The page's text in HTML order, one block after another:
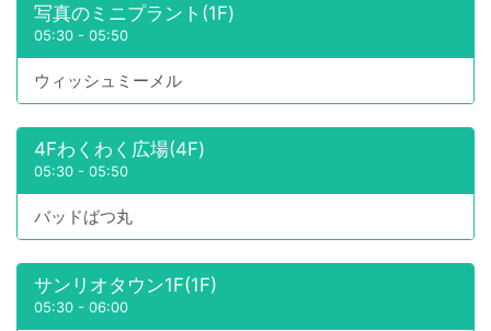
写真のミニプラント(1F)
05:30 - 05:50
ウィッシュミーメル
4Fわくわく広場(4F)
05:30 - 05:50
バッドばつ丸
サンリオタウン1F(1F)
05:30 - 06:00